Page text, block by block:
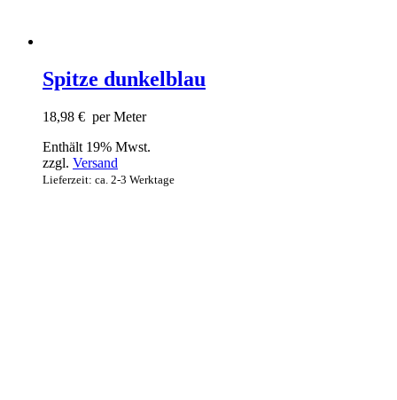
Spitze dunkelblau
18,98 € per Meter
Enthält 19% Mwst.
zzgl. Versand
Lieferzeit: ca. 2-3 Werktage